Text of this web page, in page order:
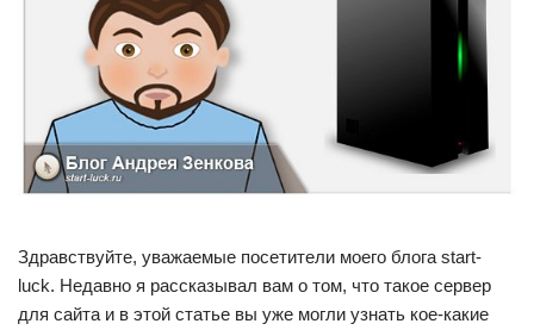
Здравствуйте, уважаемые посетители моего блога start-
luck. Недавно я рассказывал вам о том, что такое сервер
для сайта и в этой статье вы уже могли узнать кое-какие